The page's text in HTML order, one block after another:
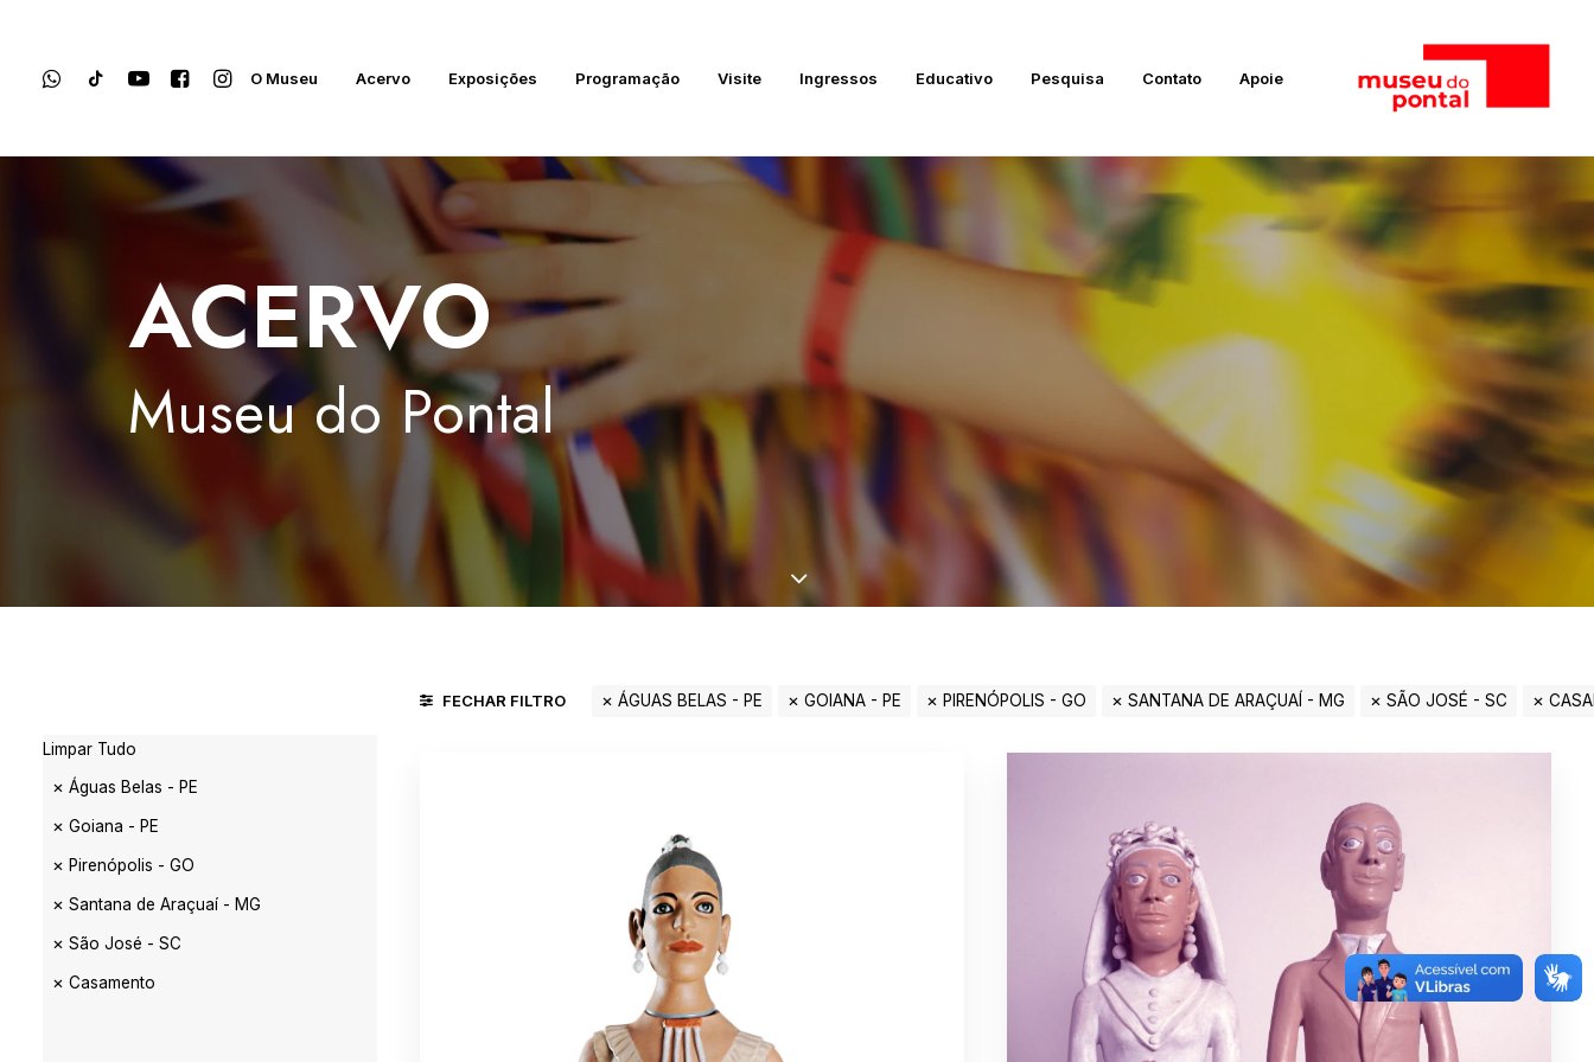
O Museu Acervo Exposições Programação Visite Ingressos Educativo Pesquisa Contato Apoie
ACERVO
Museu do Pontal
Limpar Tudo
Águas Belas - PE
Goiana - PE
Pirenópolis - GO
Santana de Araçuaí - MG
São José - SC
Casamento
FECHAR FILTRO ÁGUAS BELAS - PE GOIANA - PE PIRENÓPOLIS - GO SANTANA DE ARAÇUAÍ - MG SÃO JOSÉ - SC